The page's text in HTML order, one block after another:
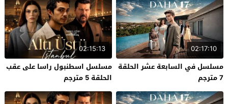
02:17:10
مسلسل في السابعة عشر الحلقة
7 مترجم
02:15:13
مسلسل اسطنبول راسا على عقب
الحلقة 5 مترجم